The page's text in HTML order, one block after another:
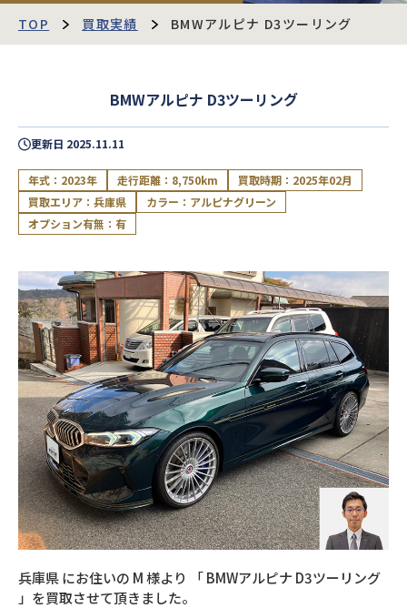
運営会社
最強買取マガジン
閉じる
TOP 買取実績 BMWアルピナ D3ツーリング
BMWアルピナ D3ツーリング
更新日 2025.11.11
年式：2023年 走行距離：8,750km
買取時期：2025年02月
買取エリア：兵庫県
カラー：アルピナグリーン
オプション有無：有
兵庫県にお住いの M様より 「BMWアルピナ D3ツーリング
」を買取させて頂きました。